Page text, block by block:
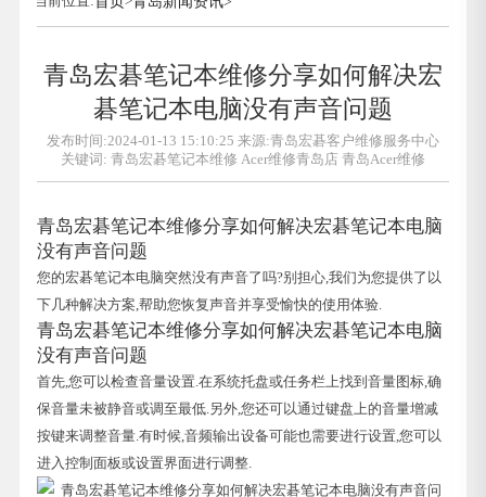
青岛宏碁笔记本维修分享如何解决宏
碁笔记本电脑没有声音问题
发布时间:2024-01-13 15:10:25 来源:青岛宏碁客户维修服务中心
关键词: 青岛宏碁笔记本维修 Acer维修青岛店 青岛Acer维修
青岛宏碁笔记本维修分享如何解决宏碁笔记本电脑
没有声音问题
您的宏碁笔记本电脑突然没有声音了吗?别担心,我们为您提供了以
下几种解决方案,帮助您恢复声音并享受愉快的使用体验.
青岛宏碁笔记本维修分享如何解决宏碁笔记本电脑
没有声音问题
首先,您可以检查音量设置.在系统托盘或任务栏上找到音量图标,确
保音量未被静音或调至最低.另外,您还可以通过键盘上的音量增减
按键来调整音量.有时候,音频输出设备可能也需要进行设置,您可以
进入控制面板或设置界面进行调整.